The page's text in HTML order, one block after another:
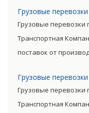
позволяют
существенно снизив
Грузовые
Грузовые перевозки
Транспортная
поставок от
позволяют
существенно снизив
Грузовые
Грузовые перевозки
Транспортная